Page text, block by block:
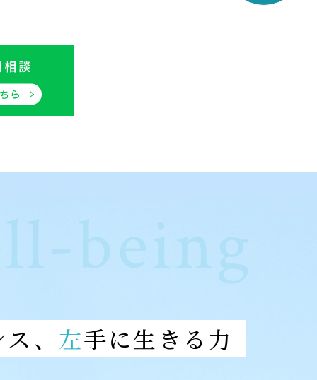
being
、 左手に生きる力